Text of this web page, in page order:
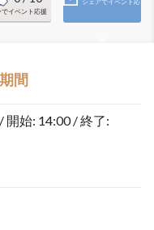
でイベント応援
間
開始: 14:00 / 終了: